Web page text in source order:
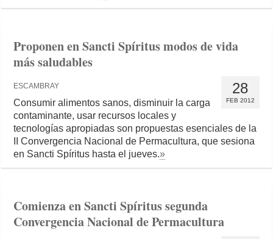
Proponen en Sancti Spíritus modos de vida
más saludables
28
FEB 2012
ESCAMBRAY
Consumir alimentos sanos, disminuir la carga
contaminante, usar recursos locales y
tecnologías apropiadas son propuestas esenciales de la
II Convergencia Nacional de Permacultura, que sesiona
en Sancti Spíritus hasta el jueves.»
Comienza en Sancti Spíritus segunda
Convergencia Nacional de Permacultura